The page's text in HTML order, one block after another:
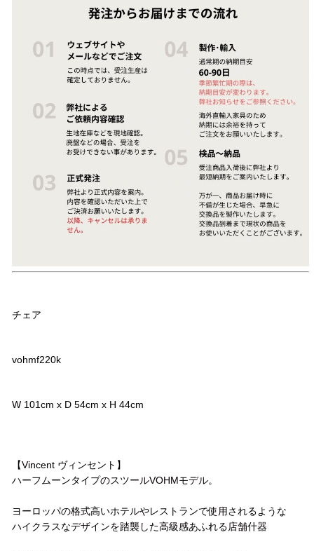
チェア
vohmf220k
W 101cm x D 54cm x H 44cm
【Vincent ヴィンセント】
ハーフムーンタイプのスツールVOHMモデル。
ヨーロッパの格式高いホテルやレストランで使用されるような
ハイクラスなデザインを踏襲した高級感あふれる店舗什器